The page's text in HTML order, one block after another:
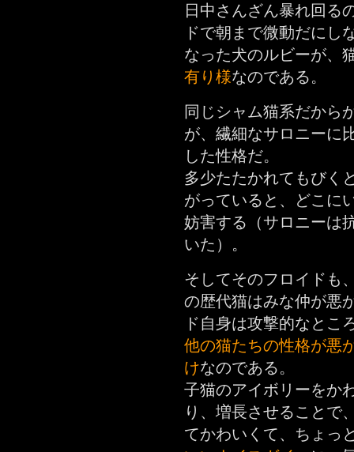
日中さんざん暴れ回る
ドで朝まで微動だにし
なった犬のルビーが、
有り様なのである。
同じシャム猫系だから
が、繊細なサロニーに
した性格だ。
多少たたかれてもびく
がっていると、どこに
妨害する（サロニーは
いた）。
そしてそのフロイドも
の歴代猫はみな仲が悪
ド自身は攻撃的なとこ
他の猫たちの性格が悪
けなのである。
子猫のアイボリーをか
り、増長させることで
てかわいくて、ちょっ